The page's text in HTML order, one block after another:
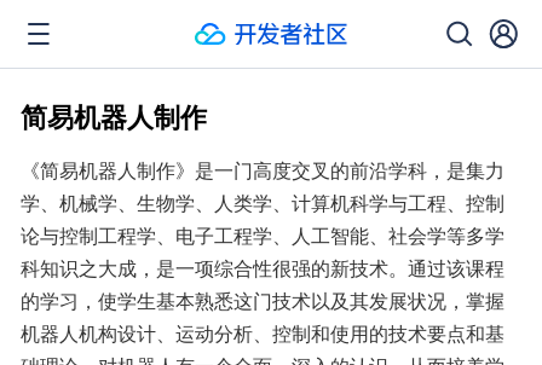
简易机器人制作
《简易机器人制作》是一门高度交叉的前沿学科，是集力
学、机械学、生物学、人类学、计算机科学与工程、控制
论与控制工程学、电子工程学、人工智能、社会学等多学
科知识之大成，是一项综合性很强的新技术。通过该课程
的学习，使学生基本熟悉这门技术以及其发展状况，掌握
机器人机构设计、运动分析、控制和使用的技术要点和基